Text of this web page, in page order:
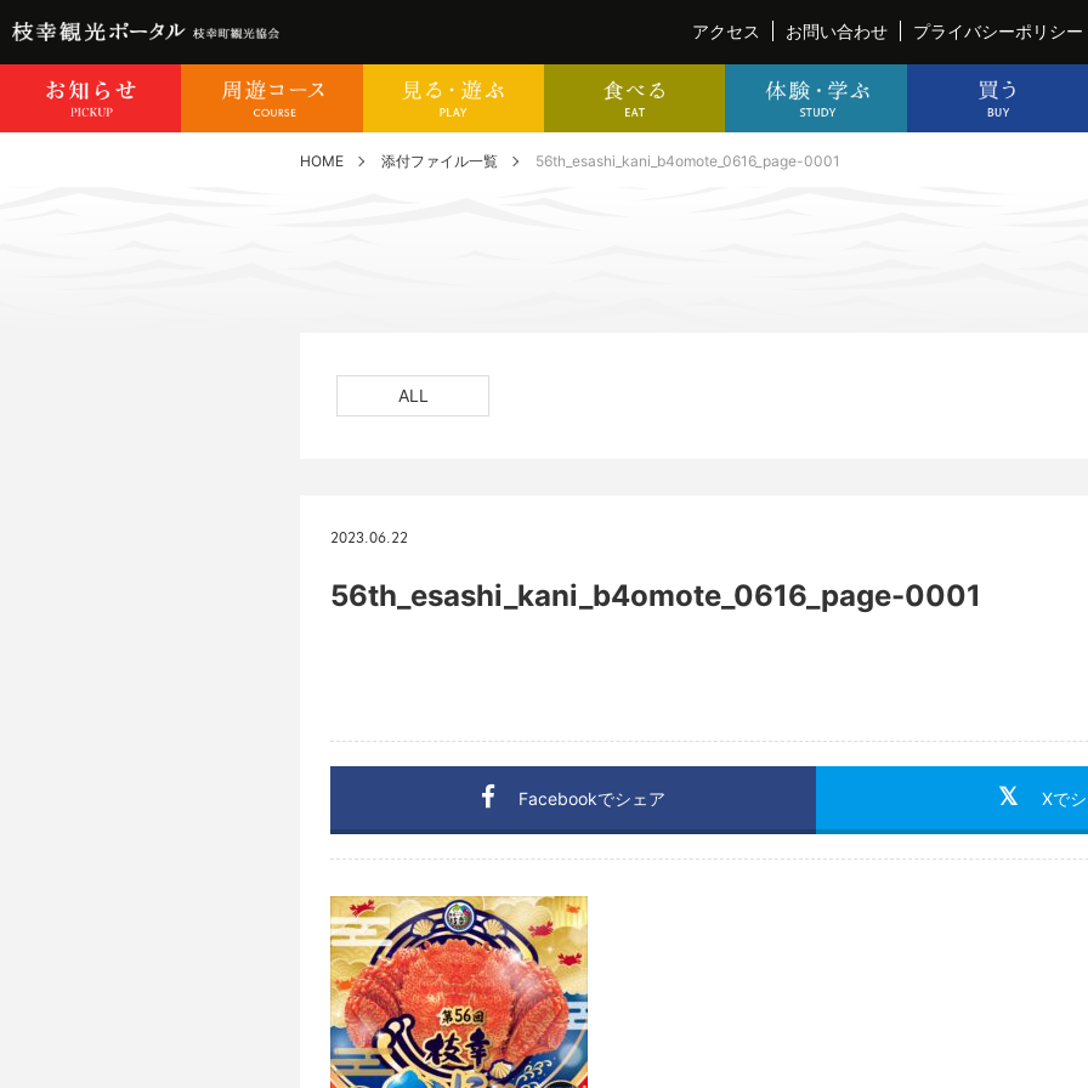
アクセス お問い合わせ プライバシーポリシー
HOME 添付ファイル一覧 56th_esashi_kani_b4omote_0616_page-0001
ALL
2023.06.22
56th_esashi_kani_b4omote_0616_page-0001
Facebookでシェア Xで